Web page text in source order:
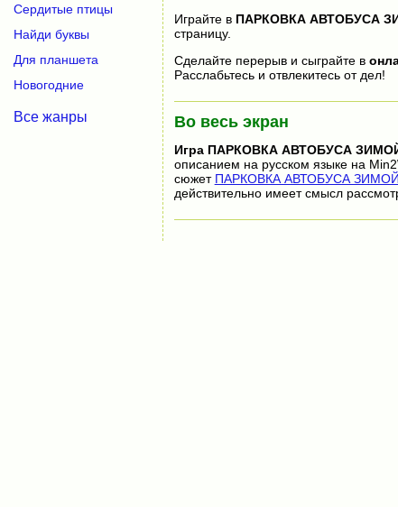
Играйте в ПАРКОВКА АВТОБУСА
страницу.
Сделайте перерыв и сыграйте в
Расслабьтесь и отвлекитесь от дел!
Во весь экран
Игра ПАРКОВКА АВТОБУСА
описанием на русском языке на
сюжет ПАРКОВКА АВТОБУСА ЗИМОЙ
действительно имеет смысл
Сердитые птицы
Найди буквы
Для планшета
Новогодние
Все жанры